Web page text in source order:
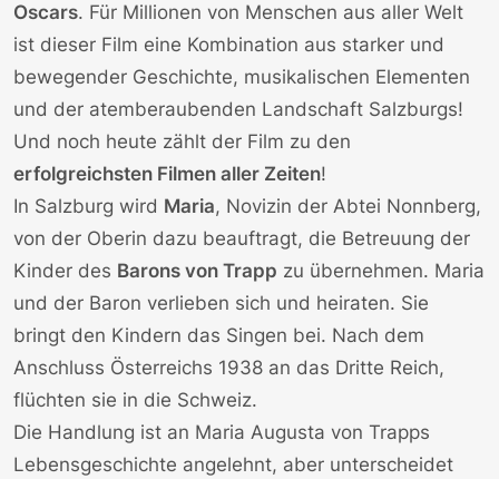
Oscars. Für Millionen von Menschen aus aller Welt
ist dieser Film eine Kombination aus starker und
bewegender Geschichte, musikalischen Elementen
und der atemberaubenden Landschaft Salzburgs!
Und noch heute zählt der Film zu den
erfolgreichsten Filmen aller Zeiten!
In Salzburg wird Maria, Novizin der Abtei Nonnberg,
von der Oberin dazu beauftragt, die Betreuung der
Kinder des Barons von Trapp zu übernehmen. Maria
und der Baron verlieben sich und heiraten. Sie
bringt den Kindern das Singen bei. Nach dem
Anschluss Österreichs 1938 an das Dritte Reich,
flüchten sie in die Schweiz.
Die Handlung ist an Maria Augusta von Trapps
Lebensgeschichte angelehnt, aber unterscheidet